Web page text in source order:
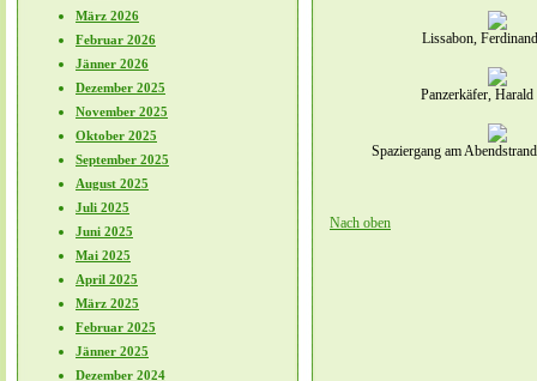
März 2026
Februar 2026
Jänner 2026
Dezember 2025
November 2025
Oktober 2025
September 2025
August 2025
Juli 2025
Juni 2025
Mai 2025
April 2025
März 2025
Februar 2025
Jänner 2025
Dezember 2024
Lissabon,
Panzerkäfer,
Spaziergang am
Nach oben